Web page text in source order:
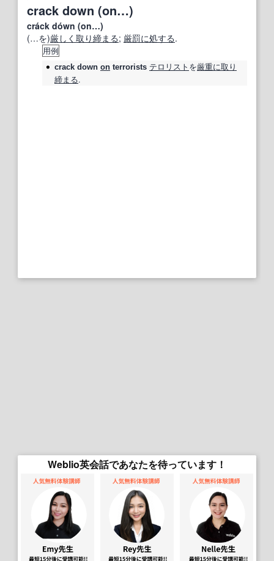
crack down (on…)
cráck dówn (on…)
(…を)厳しく取り締まる; 厳罰に処する.
用例
crack down on terrorists テロリスト を厳重に取り
締まる.
Weblio英会話であなたを待っています！